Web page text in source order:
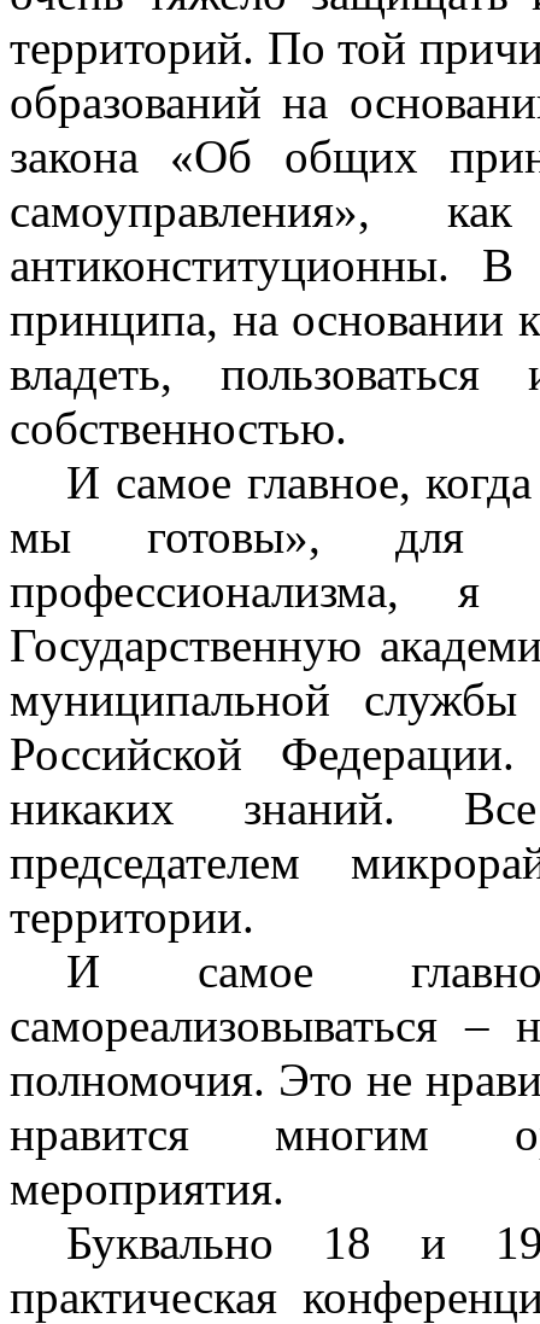
территорий. По той
образований на
закона «Об общих
самоуправления»,
антиконституционны.
принципа, на основании
владеть,
собственностью.
И самое главное,
мы готовы», для
профессионализма,
Государственную
муниципальной
Российской
никаких знаний.
председателем
территории.
И самое
самореализовываться –
полномочия. Это не
нравится многим
мероприятия.
Буквально 18 и
практическая